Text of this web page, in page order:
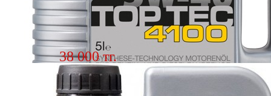
38 000 тг.
Масло моторное LIQUI MOLY TOP-
TEC 4100 5w40 5л. 9511